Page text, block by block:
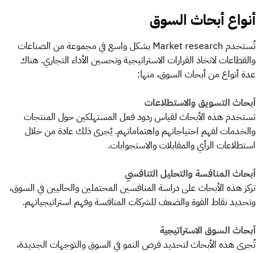
أنواع أبحاث السوق
تُستخدم Market research بشكل واسع في مجموعة من الصناعات
والقطاعات لاتخاذ القرارات الاستراتيجية وتحسين الأداء التجاري. هناك
عدة أنواع من أبحاث السوق، منها:
أبحاث التسويق والاستطلاعات
تستخدم هذه الأبحاث لقياس ردود فعل المستهلكين حول المنتجات
والخدمات لفهم احتياجاتهم واهتماماتهم. يُجرى ذلك عادة من خلال
استطلاعات الرأي والمقابلات والاستجوابات.
أبحاث المنافسة والتحليل التنافسي
تركز هذه الأبحاث على دراسة المنافسين المحتملين والحاليين في السوق،
وتحديد نقاط القوة والضعف للشركات المنافسة وفهم استراتيجياتهم.
أبحاث السوق الاستراتيجية
تُجرى هذه الأبحاث لتحديد فرص النمو في السوق والتوجهات الجديدة،